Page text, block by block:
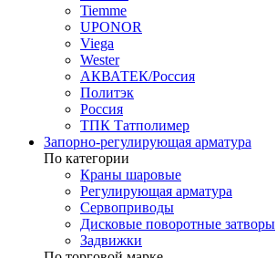
Tiemme
UPONOR
Viega
Wester
АКВАТЕК/Россия
Политэк
Россия
ТПК Татполимер
Запорно-регулирующая арматура
По категории
Краны шаровые
Регулирующая арматура
Сервоприводы
Дисковые поворотные затворы
Задвижки